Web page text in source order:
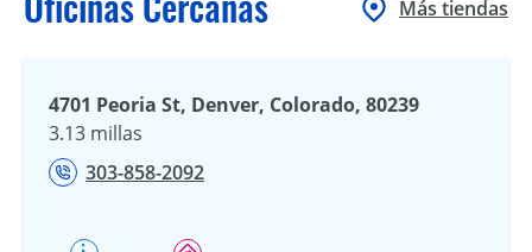
Más tiendas
4701 Peoria St, Denver, Colorado, 80239
3.13 millas
303-858-2092